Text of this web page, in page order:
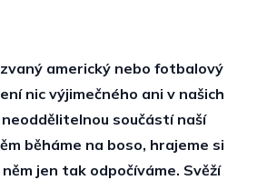
americký nebo fotbalový
nic výjimečného ani v našich
neoddělitelnou součástí naší
běháme na boso, hrajeme si
jen tak odpočíváme. Svěží